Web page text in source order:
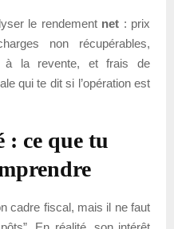
le rendement net : prix
non récupérables,
à la revente, et frais de
qui te dit si l’opération est
: ce que tu
cadre fiscal, mais il ne faut